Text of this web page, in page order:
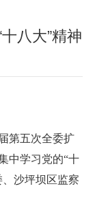
八大”精神
第五次全委扩
中学习党的“十
沙坪坝区监察